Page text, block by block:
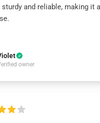
and reliable, making it
owner